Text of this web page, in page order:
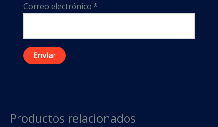
Correo electrónico *
Productos relacionados